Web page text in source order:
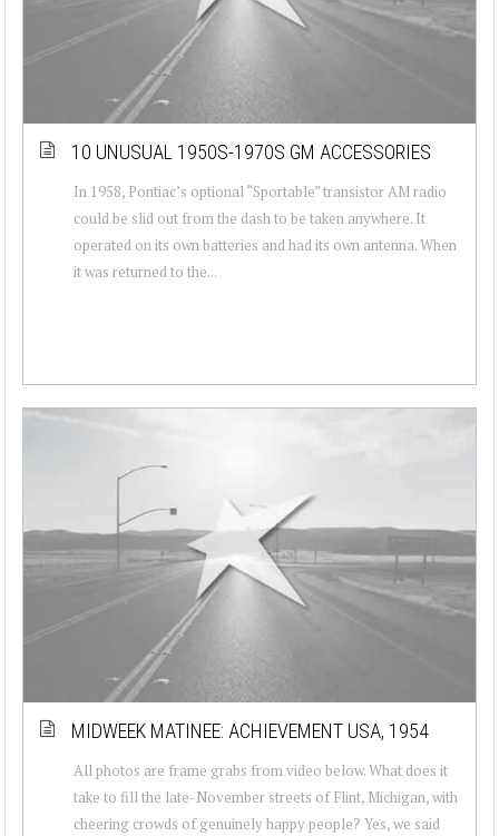
10 UNUSUAL 1950S-1970S GM ACCESSORIES
In 1958, Pontiac’s optional “Sportable” transistor AM radio
could be slid out from the dash to be taken anywhere. It
operated on its own batteries and had its own antenna. When
it was returned to the...
MIDWEEK MATINEE: ACHIEVEMENT USA, 1954
All photos are frame grabs from video below. What does it
take to fill the late-November streets of Flint, Michigan, with
cheering crowds of genuinely happy people? Yes, we said